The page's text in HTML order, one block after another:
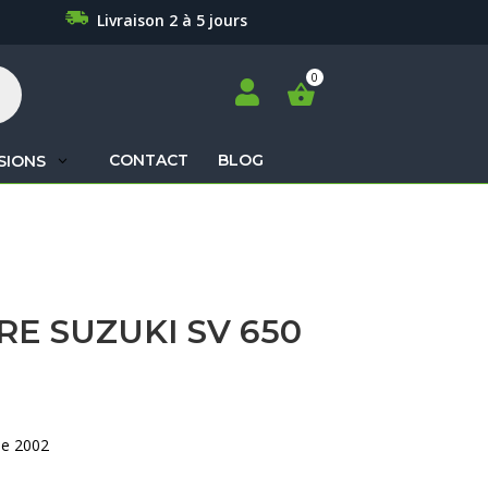
Livraison 2 à 5 jours

CONTACT BLOG
SUZUKI SV 650
2002